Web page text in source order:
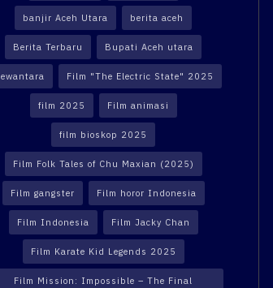
banjir Aceh Utara berita aceh
Berita Terbaru Bupati Aceh utara
Film "The Electric State" 2025
film 2025 Film animasi
film bioskop 2025
Film Folk Tales of Chu Maxian (2025)
Film gangster Film horor Indonesia
Film Indonesia Film Jacky Chan
Film Karate Kid Legends 2025
Film Mission: Impossible – The Final